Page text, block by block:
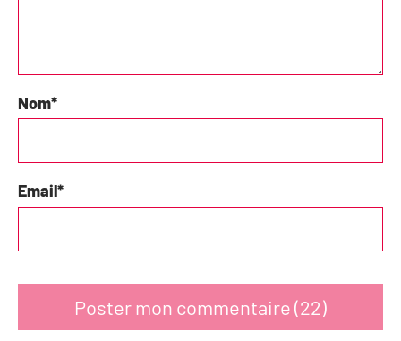
Nom*
Email*